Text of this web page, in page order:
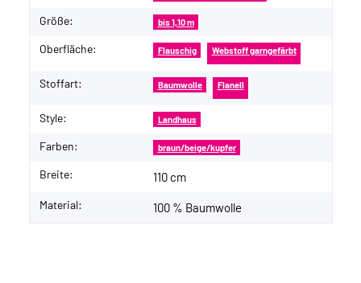
Größe: bis 1,10 m
Oberfläche: Flauschig Webstoff garngefärbt
Stoffart: Baumwolle Flanell
Style: Landhaus
Farben: braun/beige/kupfer
Breite: 110 cm
Material: 100 % Baumwolle